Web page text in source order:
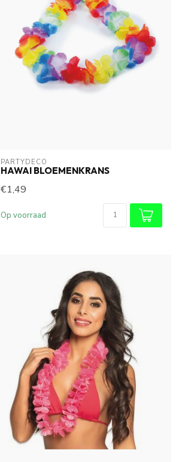
PARTYDECO
HAWAI BLOEMENKRANS
€1,49
Op voorraad